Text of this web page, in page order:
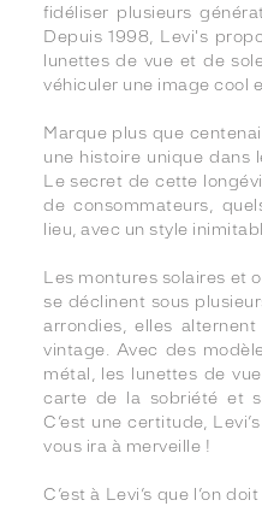
fidéliser plusieurs
Depuis 1998, Levi's
lunettes de vue et de
véhiculer une image cool
Marque plus que
une histoire unique dans
Le secret de cette
de consommateurs,
lieu, avec un style
Les montures solaires et
se déclinent sous
arrondies, elles
vintage. Avec des
métal, les lunettes de
carte de la sobriété et
C’est une certitude,
vous ira à merveille !
C’est à Levi’s que l’on